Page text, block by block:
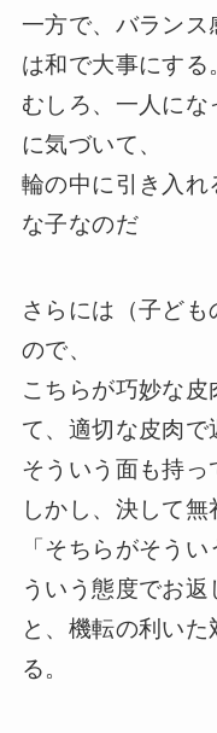
一方で、バランス
は和で大事にする
むしろ、一人にな
に気づいて、
輪の中に引き入れ
な子なのだ
さらには（子ど
ので、
こちらが巧妙な
て、適切な皮肉で
そういう面も持っ
しかし、決して無
「そちらがそう
ういう態度でお返
と、機転の利い
る。